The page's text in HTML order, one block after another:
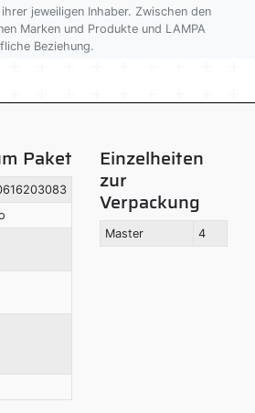
jeweiligen Inhaber. Zwischen den
Marken und Produkte und LAMPA
Beziehung.
Paket Einzelheiten
zur
Verpackung
Master 4